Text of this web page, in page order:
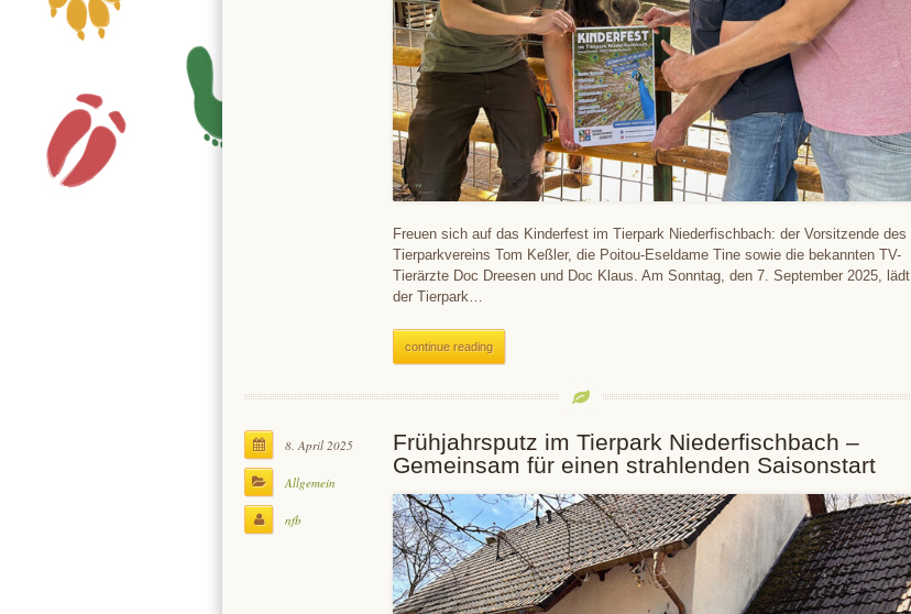
Freuen sich auf das Kinderfest im Tierpark Niederfischbach: der Vorsitzende des
Tierparkvereins Tom Keßler, die Poitou-Eseldame Tine sowie die bekannten TV-
Tierärzte Doc Dreesen und Doc Klaus. Am Sonntag, den 7. September 2025, lädt
der Tierpark…
continue reading
8. April 2025
Allgemein
nfb
Frühjahrsputz im Tierpark Niederfischbach –
Gemeinsam für einen strahlenden Saisonstart